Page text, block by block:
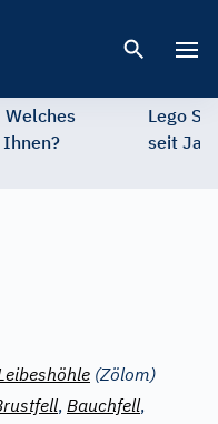
Welches
Lego
seit
(Zölom)
, Bauchfell,